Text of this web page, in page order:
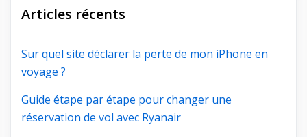
Articles récents
Sur quel site déclarer la perte de mon iPhone en
voyage ?
Guide étape par étape pour changer une
réservation de vol avec Ryanair